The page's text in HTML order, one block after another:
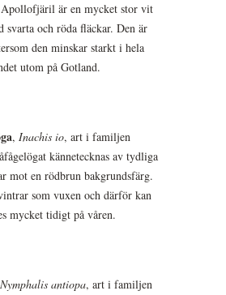
är en mycket stor vit
svarta och röda fläckar. Den är
den minskar starkt i hela
utom på Gotland.
, Inachis io, art i familjen
kännetecknas av tydliga
mot en rödbrun bakgrundsfärg.
som vuxen och därför kan
mycket tidigt på våren.
Nymphalis antiopa, art i familjen